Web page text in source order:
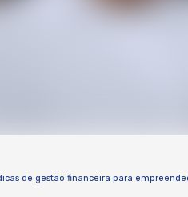
de gestão financeira para